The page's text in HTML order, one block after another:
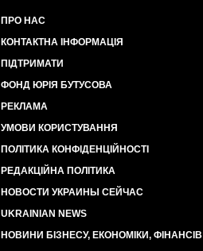
ПРО НАС
КОНТАКТНА ІНФОРМАЦІЯ
ПІДТРИМАТИ
ФОНД ЮРІЯ БУТУСОВА
РЕКЛАМА
УМОВИ КОРИСТУВАННЯ
ПОЛІТИКА КОНФІДЕНЦІЙНОСТІ
РЕДАКЦІЙНА ПОЛІТИКА
НОВОСТИ УКРАИНЫ СЕЙЧАС
UKRAINIAN NEWS
НОВИНИ БІЗНЕСУ, ЕКОНОМІКИ, ФІНАНСІВ